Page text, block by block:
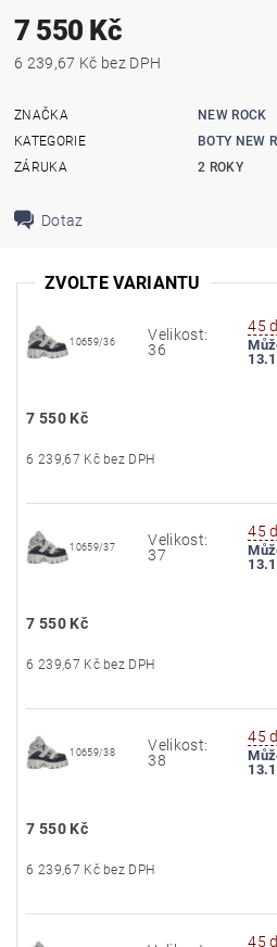
7 550 Kč
6 239,67 Kč bez DPH
ZNAČKA
NEW ROCK
KATEGORIE
BOTY NEW
ZÁRUKA
2 ROKY
Dotaz
ZVOLTE VARIANTU
10659/36
Velikost:
36
45
7 550 Kč
6 239,67 Kč bez DPH
10659/37
Velikost:
37
45
7 550 Kč
6 239,67 Kč bez DPH
10659/38
Velikost:
38
45
7 550 Kč
6 239,67 Kč bez DPH
45